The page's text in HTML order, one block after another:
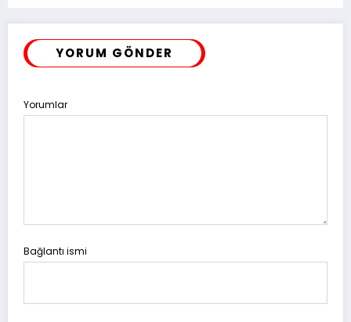
YORUM GÖNDER
Yorumlar
Bağlantı ismi